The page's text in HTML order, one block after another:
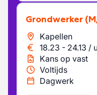
Grondwerker
Kapellen
18.23 - 24.13 /
Kans op vast
Voltijds
Dagwerk